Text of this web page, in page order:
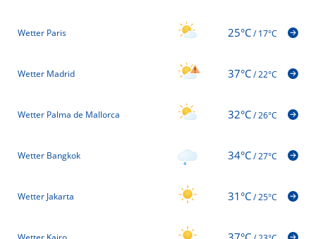
Wetter Paris 25°C/17°C
Wetter Madrid 37°C/22°C
Wetter Palma de Mallorca 32°C/26°C
Wetter Bangkok 34°C/27°C
Wetter Jakarta 31°C/25°C